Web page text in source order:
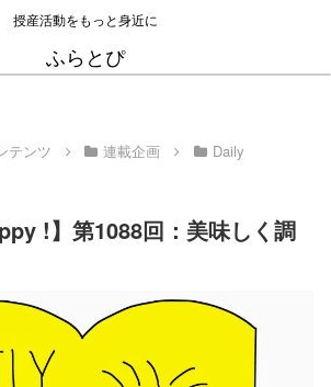
授産活動をもっと身近に
ふらとぴ
テンツ 連載企画
Daily
!】第1088回：美味しく調